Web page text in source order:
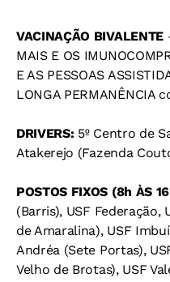
VACINAÇÃO BIVALENTE
MAIS E OS
E AS PESSOAS
LONGA PERMANÊNCIA
DRIVERS: 5º Centro de
Atakerejo (Fazenda
POSTOS FIXOS (8h ÀS
(Barris), USF Federação,
de Amaralina), USF
Andréa (Sete Portas),
Velho de Brotas), USF